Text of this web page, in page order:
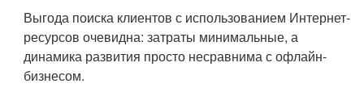
Выгода поиска клиентов с использованием Интернет-
ресурсов очевидна: затраты минимальные, а
динамика развития просто несравнима с офлайн-
бизнесом.